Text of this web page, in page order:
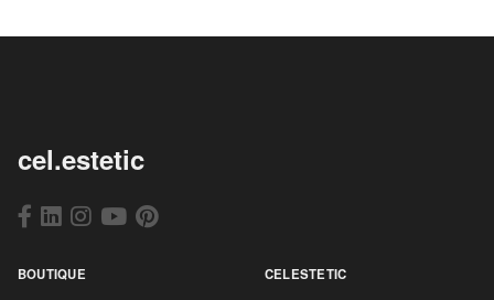
cel.estetic
BOUTIQUE CELESTETIC